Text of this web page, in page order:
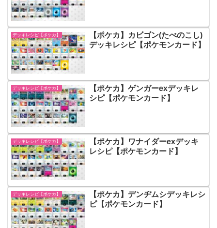
デッキレシピ【ポケカ】
【ポケカ】カビゴン(たべのこし)
デッキレシピ【ポケモンカード】
デッキレシピ【ポケカ】
【ポケカ】ゲンガーexデッキレ
シピ【ポケモンカード】
デッキレシピ【ポケカ】
【ポケカ】ワナイダーexデッキ
レシピ【ポケモンカード】
デッキレシピ【ポケカ】
【ポケカ】デンヂムシデッキレシ
ピ【ポケモンカード】